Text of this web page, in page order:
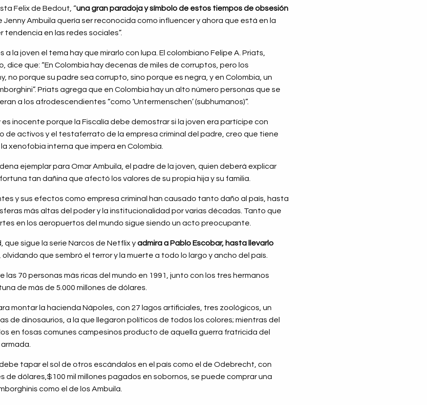
Felix de Bedout, “una gran paradoja y símbolo de estos tiempos de obsesión
Jenny Ambuila quería ser reconocida como influencer y ahora que está en la
tendencia en las redes sociales”.
la joven el tema hay que mirarlo con lupa. El colombiano Felipe A. Priats,
dice que: “En Colombia hay decenas de miles de corruptos, pero los
no porque su padre sea corrupto, sino porque es negra, y en Colombia, un
Priats agrega que en Colombia hay un alto número personas que se
a los afrodescendientes “como ‘Untermenschen’ (subhumanos)”.
inocente porque la Fiscalía debe demostrar si la joven era partícipe con
de activos y el testaferrato de la empresa criminal del padre, creo que tiene
xenofobia interna que impera en Colombia.
ejemplar para Omar Ambuila, el padre de la joven, quien deberá explicar
tan dañina que afectó los valores de su propia hija y su familia.
y sus efectos como empresa criminal han causado tanto daño al país, hasta
más altas del poder y la institucionalidad por varias décadas. Tanto que
en los aeropuertos del mundo sigue siendo un acto preocupante.
que sigue la serie Narcos de Netflix yadmira a Pablo Escobar, hasta llevarlo
olvidando que sembró el terror y la muerte a todo lo largo y ancho del país.
las 70 personas más ricas del mundo en 1991, junto con los tres hermanos
de más de 5.000 millones de dólares.
montar la hacienda Nápoles, con 27 lagos artificiales, tres zoológicos, un
de dinosaurios, a la que llegaron políticos de todos los colores; mientras del
en fosas comunes campesinos producto de aquella guerra fratricida del
tapar el sol de otros escándalos en el país como el de Odebrecht, con
de dólares,$100 mil millones pagados en sobornos, se puede comprar una
como el de los Ambuila.